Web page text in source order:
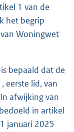
1 van de
het begrip
Woningwet
bepaald dat de
eerste lid, van
afwijking van
in artikel
januari 2025